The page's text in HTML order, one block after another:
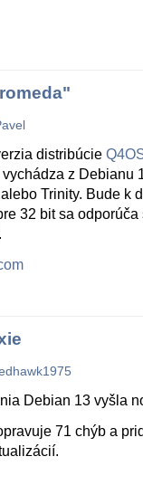
distribúcie
z Debianu
Trinity. Bude k
32 bit sa odporúča
Debian 13 vyšla
71 chýb a